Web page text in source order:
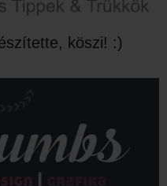
köszi! :)